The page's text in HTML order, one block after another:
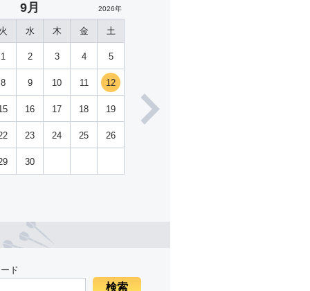
9月 2026年
水 木 金 土
1 2 3 4 5
8 9 10 11 12
16 17 18 19
23 24 25 26
30
ド